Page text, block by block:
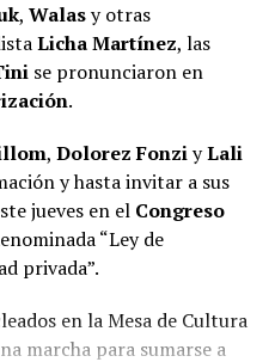
en 1996 entre
Premio Internacional
Vertical, convocado
entre 149
laEditorial
Nacional de
Premio Arandú.
nació en Mercedes,
, Walasy otras
Licha Martínez, las
se pronunciaron en
.
, Dolorez FonziyLali
y hasta invitar a sus
jueves en el Congreso
“Ley de
privada”.
en la Mesa de Cultura
marcha para sumarse a